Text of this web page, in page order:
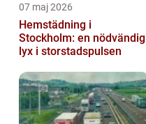
07 maj 2026
Hemstädning i
Stockholm: en nödvändig
lyx i storstadspulsen